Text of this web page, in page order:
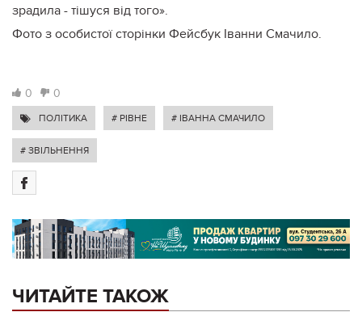
зрадила - тішуся від того».
Фото з особистої сторінки Фейсбук Іванни Смачило.
0 0
ПОЛІТИКА # РІВНЕ # ІВАННА СМАЧИЛО
# ЗВІЛЬНЕННЯ
ЧИТАЙТЕ ТАКОЖ